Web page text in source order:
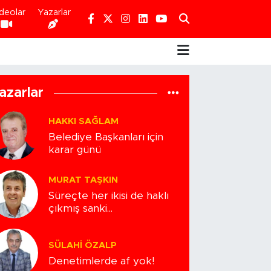
Yazarlar
HAKKI SAĞLAM
Belediye Başkanları için
karar günü
MURAT TAŞKIN
Süreçte her ikisi de haklı
çıkmış sanki...
SÜLAHI ÖZALP
Denetimlerde af yok!